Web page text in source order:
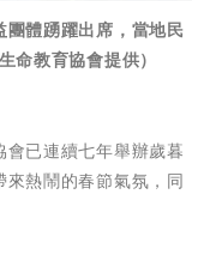
體踴躍出席，當地民
命教育協會提供）
已連續七年舉辦歲暮
熱鬧的春節氣氛，同